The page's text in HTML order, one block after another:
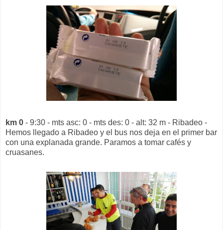
km 0 - 9:30 - mts asc: 0 - mts des: 0 - alt: 32 m - Ribadeo -
Hemos llegado a Ribadeo y el bus nos deja en el primer bar
con una explanada grande. Paramos a tomar cafés y
cruasanes.